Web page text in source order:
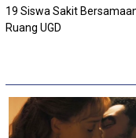
19 Siswa Sakit
Ruang UGD